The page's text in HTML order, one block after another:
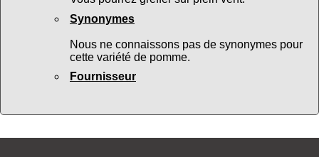
Synonymes
Nous ne connaissons pas de synonymes pour
cette variété de pomme.
Fournisseur